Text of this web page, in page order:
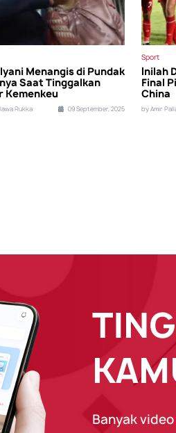
Menangis di Pundak
Saat Tinggalkan
Kemenkeu
Rukka 09 September, 2025
Sport
Inilah
Final
China
by Amir
Banyak